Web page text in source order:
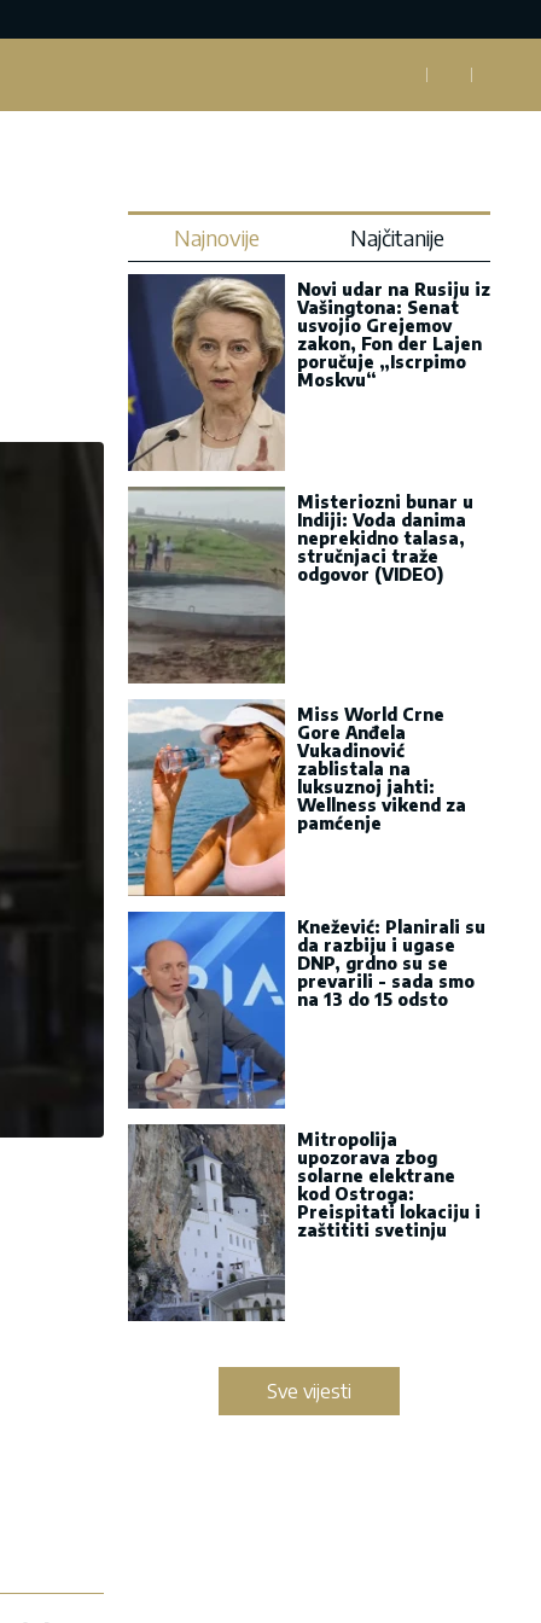
Najnovije Najčitanije
Novi udar na Rusiju iz
Vašingtona: Senat
usvojio Grejemov
zakon, Fon der Lajen
poručuje „Iscrpimo
Moskvu“
Misteriozni bunar u
Indiji: Voda danima
neprekidno talasa,
stručnjaci traže
odgovor (VIDEO)
Miss World Crne
Gore Anđela
Vukadinović
zablistala na
luksuznoj jahti:
Wellness vikend za
pamćenje
Knežević: Planirali su
da razbiju i ugase
DNP, grdno su se
prevarili - sada smo
na 13 do 15 odsto
Mitropolija
upozorava zbog
solarne elektrane
kod Ostroga:
Preispitati lokaciju i
zaštititi svetinju
Sve vijesti